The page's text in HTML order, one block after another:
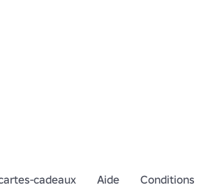
cadeaux Aide Conditions